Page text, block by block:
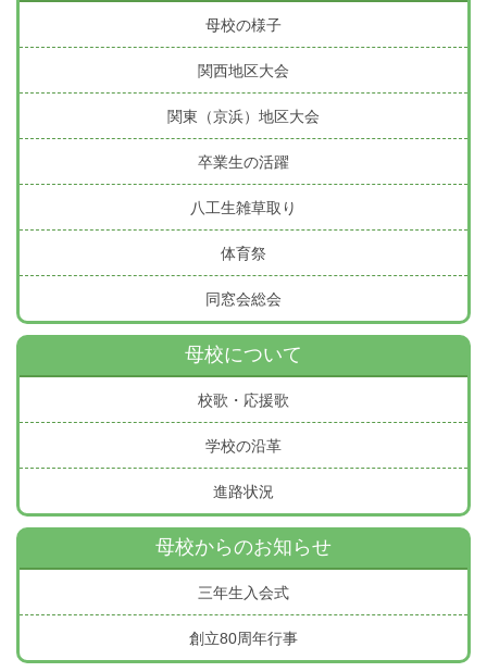
母校の様子
関西地区大会
関東（京浜）地区大会
卒業生の活躍
八工生雑草取り
体育祭
同窓会総会
母校について
校歌・応援歌
学校の沿革
進路状況
母校からのお知らせ
三年生入会式
創立80周年行事